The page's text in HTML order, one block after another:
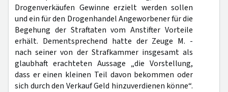
Drogenverkäufen Gewinne erzielt werden sollen
und ein für den Drogenhandel Angeworbener für die
Begehung der Straftaten vom Anstifter Vorteile
erhält. Dementsprechend hatte der Zeuge M. -
nach seiner von der Strafkammer insgesamt als
glaubhaft erachteten Aussage „die Vorstellung,
dass er einen kleinen Teil davon bekommen oder
sich durch den Verkauf Geld hinzuverdienen könne“.